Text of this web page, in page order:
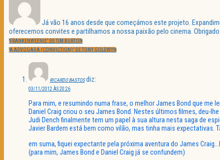
Já vão 16 anos desde que começámos este projeto.
oferecemos convites e partilhamos a nossa paixão pelo cinema.
Navegação
de
artigos
PREVIOUS
POST:
“FRANKENWEENIE” DE TIM BURTON
NEXT
POST:
“A ADVOGADA (CONVICTION)” DE TONY GOLDWYN
RICARDO BASTOS diz:
03/11/2012 ÀS 20:26
Para mim, e resumindo numa frase, o melhor James Bond que me
Daniel Craig criou o seu James Bond. Nestes últimos filmes, deu-
Judi Dench finalmente tem um papel à sua altura nesta saga de
Javier Bardem está bem como vilão, mas tinha mais expectativas.
em suma, fiquei expectante pela próxima aventura do James
(para mim, James Bond e Daniel Craig já se confundem)